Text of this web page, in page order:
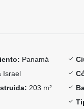
Panamá
Israel
203 m²